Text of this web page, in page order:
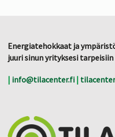
Energiatehokkaat ja
juuri sinun yrityksesi tarpeisiin
| info@tilacenter.fi |